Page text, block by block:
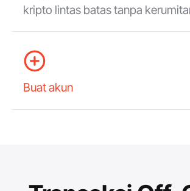
kripto lintas batas tanpa
Buat akun